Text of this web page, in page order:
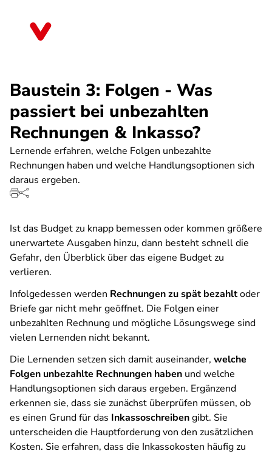
Baustein 3: Folgen - Was
passiert bei unbezahlten
Rechnungen & Inkasso?
Lernende erfahren, welche Folgen unbezahlte
Rechnungen haben und welche Handlungsoptionen sich
daraus ergeben.
Ist das Budget zu knapp bemessen oder kommen größere
unerwartete Ausgaben hinzu, dann besteht schnell die
Gefahr, den Überblick über das eigene Budget zu
verlieren.
Infolgedessen werden Rechnungen zu spät bezahltoder
Briefe gar nicht mehr geöffnet. Die Folgen einer
unbezahlten Rechnung und mögliche Lösungswege sind
vielen Lernenden nicht bekannt.
Die Lernenden setzen sich damit auseinander, welche
Folgen unbezahlte Rechnungen haben und welche
Handlungsoptionen sich daraus ergeben. Ergänzend
erkennen sie, dass sie zunächst überprüfen müssen, ob
es einen Grund für das Inkassoschreibengibt. Sie
unterscheiden die Hauptforderung von den zusätzlichen
Kosten. Sie erfahren, dass die Inkassokosten häufig zu